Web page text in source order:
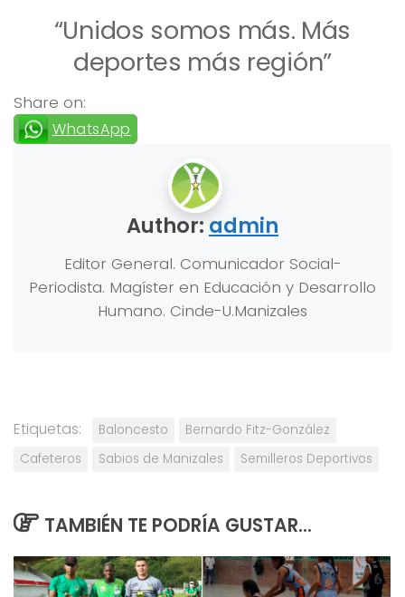
“Unidos somos más. Más
deportes más región”
Share on:
WhatsApp
Author:admin
Editor General. Comunicador Social-
Periodista. Magíster en Educación y Desarrollo
Humano. Cinde-U.Manizales
Etiquetas: Baloncesto
Bernardo Fitz-González
Cafeteros
Sabios de Manizales Semilleros Deportivos
TAMBIÉN TE PODRÍA GUSTAR...